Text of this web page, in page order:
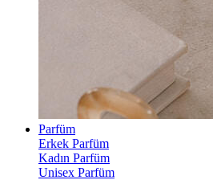
Parfüm
Erkek Parfüm
Kadın Parfüm
Unisex Parfüm